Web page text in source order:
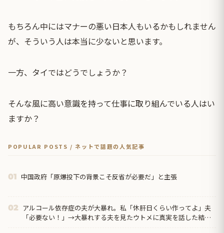
もちろん中にはマナーの悪い日本人もいるかもしれません
が、そういう人は本当に少ないと思います。
一方、タイではどうでしょうか？
そんな風に高い意識を持って仕事に取り組んでいる人はい
ますか？
POPULAR POSTS / ネットで話題の人気記事
01 中国政府「原爆投下の背景こそ反省が必要だ」と主張
02 アルコール依存症の夫が大暴れ。私「休肝日くらい作ってよ」夫
「必要ない！」→大暴れする夫を見たウトメに真実を話した結